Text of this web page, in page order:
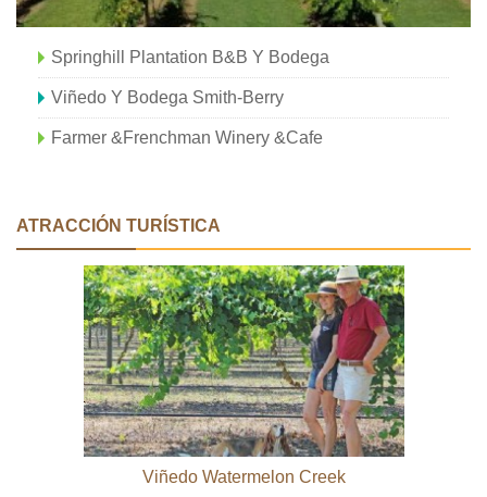
Springhill Plantation B&B Y Bodega
Viñedo Y Bodega Smith-Berry
Farmer &Frenchman Winery &Cafe
ATRACCIÓN TURÍSTICA
Viñedo Watermelon Creek